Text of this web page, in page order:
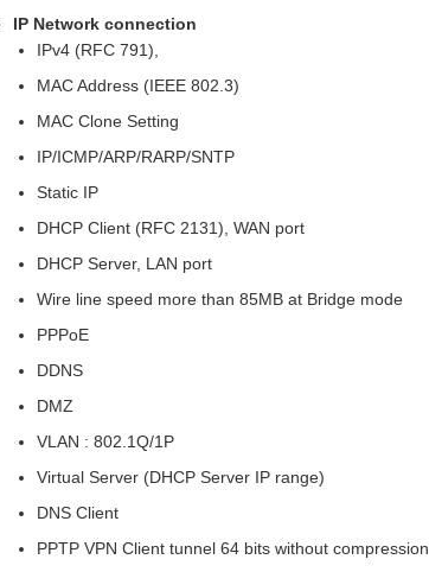
IP Network connection
IPv4 (RFC 791),
MAC Address (IEEE 802.3)
MAC Clone Setting
IP/ICMP/ARP/RARP/SNTP
Static IP
DHCP Client (RFC 2131), WAN port
DHCP Server, LAN port
Wire line speed more than 85MB at Bridge mode
PPPoE
DDNS
DMZ
VLAN : 802.1Q/1P
Virtual Server (DHCP Server IP range)
DNS Client
PPTP VPN Client tunnel 64 bits without compression